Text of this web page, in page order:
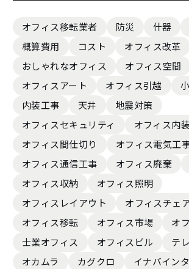
オフィス移転業者 防災 什器
概算費用
コスト オフィス改革
おしゃれなオフィス
オフィス空間
オフィスアート
オフィス引越
内装工事
天井
地震対策
オフィスセキュリティ
オフィス内装
オフィス間仕切り
オフィス電気工
オフィス通信工事
オフィス廃棄
オフィス収納
オフィス照明
オフィスレイアウト
オフィスチェ
オフィス移転
オフィス市場
オ
士業オフィス
オフィスビル
テ
オカムラ
カグクロ
イナバイン